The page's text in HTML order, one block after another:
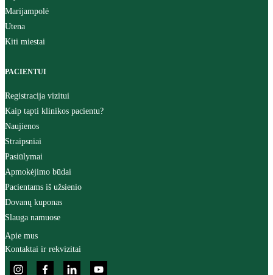
Marijampolė
Utena
Kiti miestai
PACIENTUI
Registracija vizitui
Kaip tapti klinikos pacientu?
Naujienos
Straipsniai
Pasiūlymai
Apmokėjimo būdai
Pacientams iš užsienio
Dovanų kuponas
Slauga namuose
Apie mus
Kontaktai ir rekvizitai